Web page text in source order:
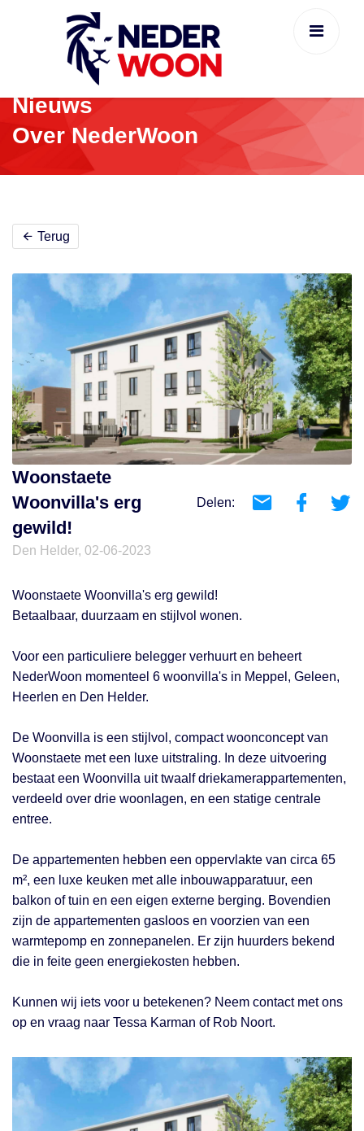
Nieuws
Over NederWoon
Terug
Woonstaete
Woonvilla's erg
gewild!
Delen:
Den Helder, 02-06-2023
Woonstaete Woonvilla's erg gewild!
Betaalbaar, duurzaam en stijlvol wonen.
Voor een particuliere belegger verhuurt en beheert
NederWoon momenteel 6 woonvilla's in Meppel, Geleen,
Heerlen en Den Helder.
De Woonvilla is een stijlvol, compact woonconcept van
Woonstaete met een luxe uitstraling. In deze uitvoering
bestaat een Woonvilla uit twaalf driekamerappartementen,
verdeeld over drie woonlagen, en een statige centrale
entree.
De appartementen hebben een oppervlakte van circa 65
m², een luxe keuken met alle inbouwapparatuur, een
balkon of tuin en een eigen externe berging. Bovendien
zijn de appartementen gasloos en voorzien van een
warmtepomp en zonnepanelen. Er zijn huurders bekend
die in feite geen energiekosten hebben.
Kunnen wij iets voor u betekenen? Neem contact met ons
op en vraag naar Tessa Karman of Rob Noort.